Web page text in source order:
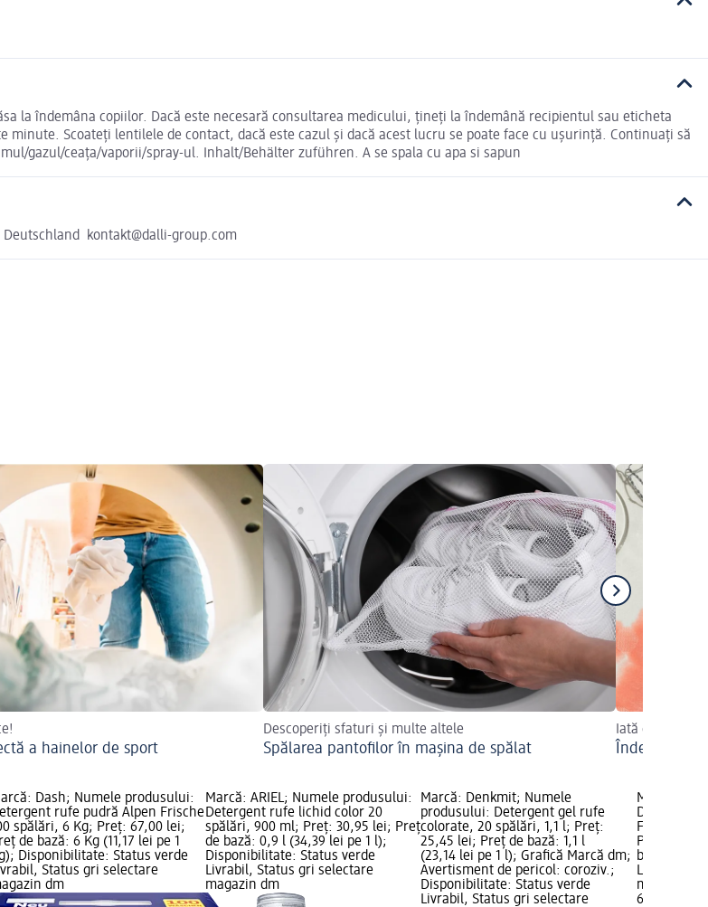
la îndemâna copiilor. Dacă este necesară consultarea medicului, țineți la îndemână recipientul sau eticheta
minute. Scoateți lentilele de contact, dacă este cazul și dacă acest lucru se poate face cu ușurință. Continuați să
gazul/ceața/vaporii/spray-ul. Inhalt/Behälter zuführen. A se spala cu apa si sapun
Deutschland kontakt@dalli-group.com
a hainelor de sport
Descoperiți sfaturi și multe altele
Spălarea pantofilor în mașina de spălat
Iată cum se
Dash; Numele produsului:
rufe pudră Alpen Frische
spălări, 6 Kg; Preț: 67,00 lei;
de bază: 6 Kg (11,17 lei pe 1
Disponibilitate: Status verde
Status gri selectare
dm
Marcă: ARIEL; Numele produsului:
Detergent rufe lichid color 20
spălări, 900 ml; Preț: 30,95 lei; Preț
de bază: 0,9 l (34,39 lei pe 1 l);
Disponibilitate: Status verde
Livrabil, Status gri selectare
magazin dm
Marcă: Denkmit; Numele
produsului: Detergent gel rufe
colorate, 20 spălări, 1,1 l; Preț:
25,45 lei; Preț de bază: 1,1 l
(23,14 lei pe 1 l); Grafică Marcă dm;
Avertisment de pericol: coroziv.;
Disponibilitate: Status verde
Livrabil, Status gri selectare
Marcă:
Detergent
Frische 60
Preț de
buc);
Livrabil,
magazin
69,95 lei